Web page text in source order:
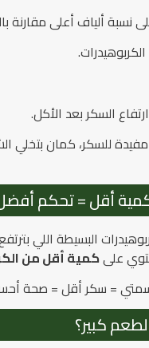
نسبة ألياف أعلى مقارنة
السكر بعد الأكل.
للسكر، كمان بتخلي
كمية أقل = تحكم
البسيطة اللي
علىكمية أقل من
= سكر أقل = صحة
كبير؟